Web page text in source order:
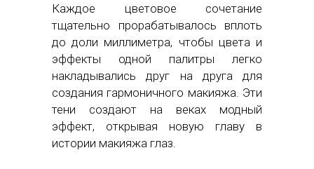
Каждое цветовое сочетание
тщательно прорабатывалось вплоть
до доли миллиметра, чтобы цвета и
эффекты одной палитры легко
накладывались друг на друга для
создания гармоничного макияжа. Эти
тени создают на веках модный
эффект, открывая новую главу в
истории макияжа глаз.